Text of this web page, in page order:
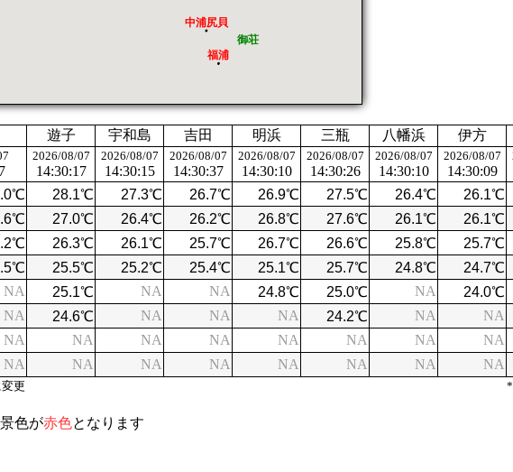
御荘
福浦
中浦尻貝
遊子 宇和島 吉田 明浜 三瓶 八幡浜 伊方
2026/08/07
14:30:17
2026/08/07
14:30:15
2026/08/07
14:30:37
2026/08/07
14:30:10
2026/08/07
14:30:26
2026/08/07
14:30:10
2026/08/07
14:30:09
NA NA NA
NA
NA NA NA NA NA
NA
NA NA NA NA NA NA NA
NA
NA NA NA NA NA NA NA NA
更
色が赤色となります